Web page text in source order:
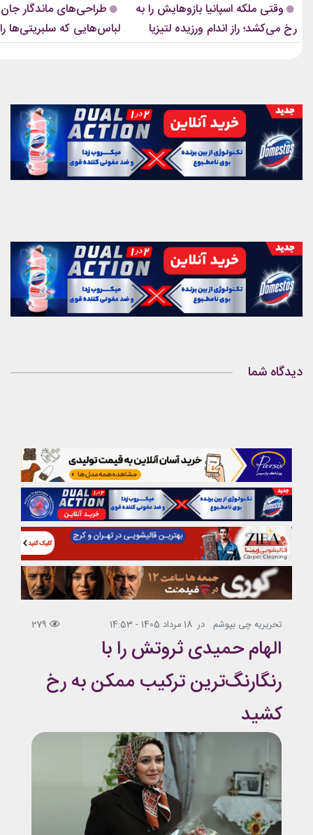
ویژگی‌های ظاهری‌اش تبدیل شده‌اند.
رسانه‌های مد نیز سال‌هاست...
بسیاری از طراحی‌های او،
مراسم...
وقتی ملکه اسپانیا بازوهایش را به
رخ می‌کشد؛ راز اندام ورزیده لتیزیا
چیست؟
طراحی‌های ماندگار جان
لباس‌هایی که سلبریتی‌ها
مد بردند
دیدگاه شما